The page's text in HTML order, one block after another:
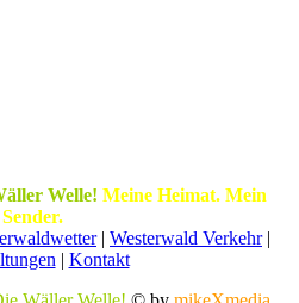
Welle! Meine Heimat. Mein
Sender.
| Westerwald Verkehr|
| Kontakt